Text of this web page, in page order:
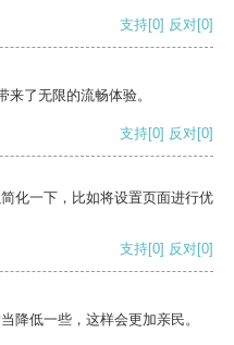
支持[0] 反对[0]
了无限的流畅体验。
支持[0] 反对[0]
化一下，比如将设置页面进行优
支持[0] 反对[0]
降低一些，这样会更加亲民。